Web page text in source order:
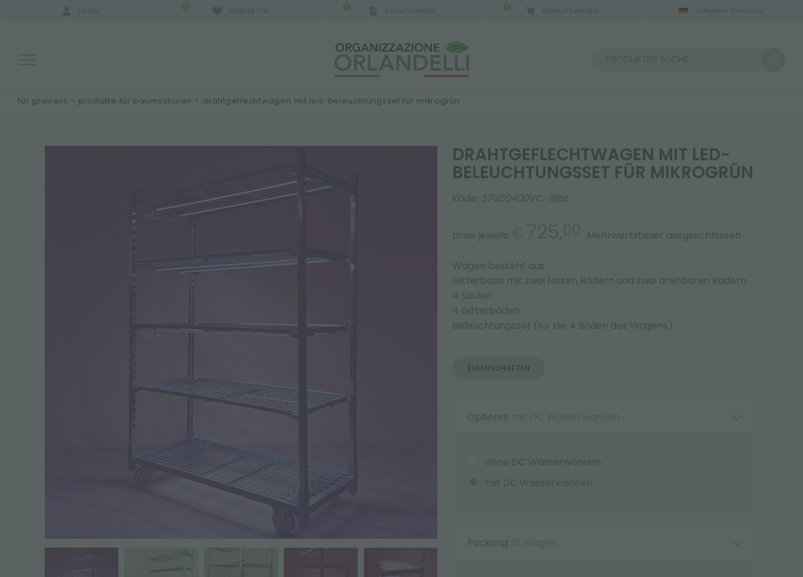
0 0 0
für growers – produkte für baumschulen > drahtgeflechtwagen mit led-beleuchtungsset für mikrogrün
DRAHTGEFLECHTWAGEN MIT LED-
BELEUCHTUNGSSET FÜR MIKROGRÜN
Kode: 37G50400VC-18pz
preis jeweils € 725,00 Mehrwertsteuer ausgeschlossen
Wagen besteht aus:
Gitterbasis mit zwei festen Rädern und zwei drehbaren Rädern
4 Säulen
4 Gitterböden
Beleuchtungsset (für die 4 Böden des Wagens)
EIGENSCHAFTEN
Optional: mit DC Wasserwannen
ohne DC Wasserwannen
mit DC Wasserwannen
Packung: 18 Wagen